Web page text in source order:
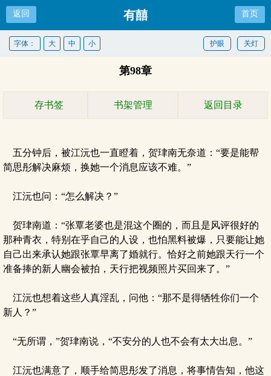
返回 有囍 首页
关灯
护眼
字体： 大 中 小
第98章
存书签 书架管理 返回目录
五分钟后，被江沅也一直瞪着，贺珒南无奈道：“要是能帮
简思彤解决麻烦，换她一个消息应该不难。”
江沅也问：“怎么解决？”
贺珒南道：“张覃老婆也是混这个圈的，而且是风评很好的
那种青衣，特别在乎自己的人设，也怕黑料被爆，只要能让她
自己出来承认她跟张覃早离了婚就行。恰好之前她跟天行一个
准备捧的新人幽会被拍，天行把视频照片买回来了。”
江沅也想着这些人真淫乱，问他：“那不是得牺牲你们一个
新人？”
“无所谓，”贺珒南说，“不安分的人也不会有太大出息。”
江沅也满意了，顺手给简思彤发了消息，将事情告知，他这